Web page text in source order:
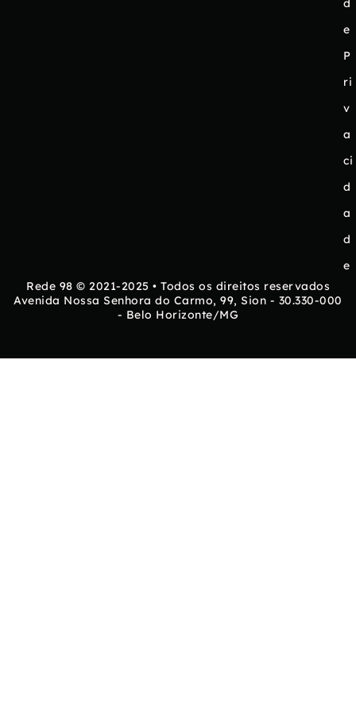
d
e
P
ri
v
a
ci
d
a
d
e
Rede 98 © 2021-2025 • Todos os direitos reservados
Avenida Nossa Senhora do Carmo, 99, Sion - 30.330-000
- Belo Horizonte/MG